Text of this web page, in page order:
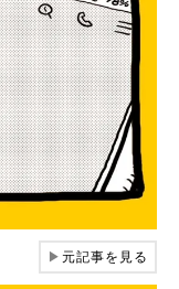
▶元記事を見る